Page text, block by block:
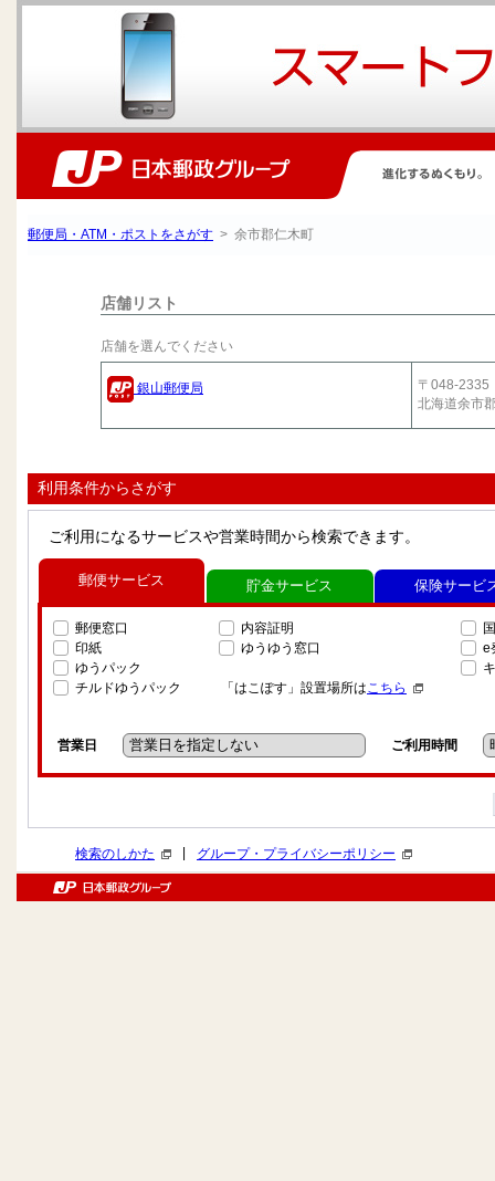
郵便局・ATM・ポストをさがす > 余市郡仁木町
店舗リスト
店舗を選んでください
銀山郵便局
〒048-2335
北海道余市
利用条件からさがす
ご利用になるサービスや営業時間から検索できます。
郵便サービス
郵便窓口
印紙
ゆうパック
チルドゆうパック
内容証明
ゆうゆう窓口
「はこぽす」設置場所はこちら
e
営業日 ご利用時間
貯金サービス 保険サービ
検索のしかた グループ・プライバシーポリシー